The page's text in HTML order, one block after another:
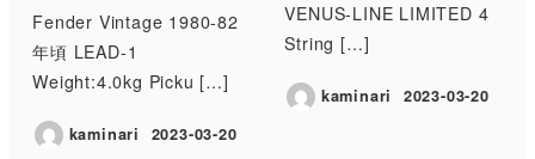
Fender Vintage 1980-82
年頃 LEAD-1
Weight:4.0kg Picku […]
kaminari
投稿日
2023-03-20
VENUS-LINE LIMITED 4
String […]
kaminari
投稿日
2023-03-20